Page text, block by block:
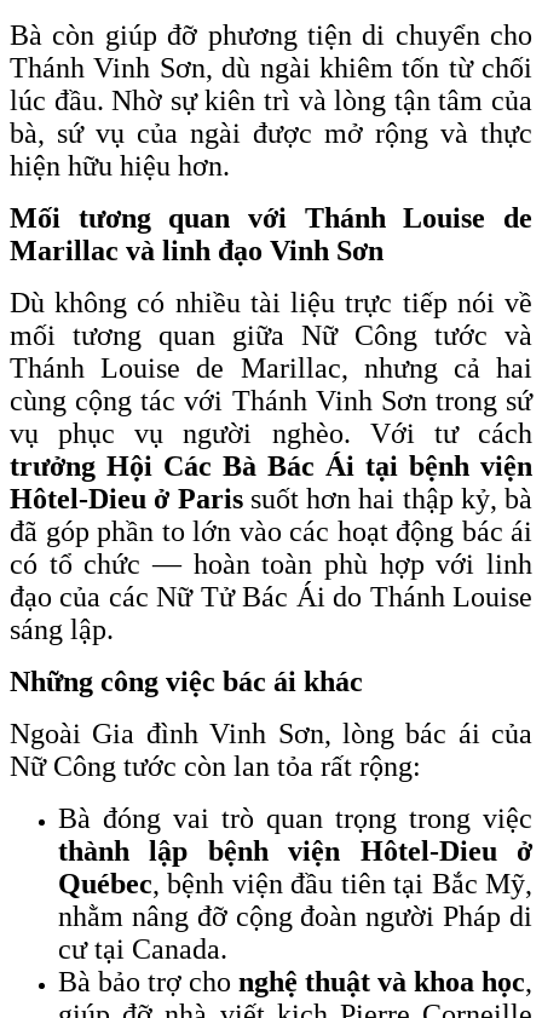
Bà còn giúp đỡ phương tiện di chuyển cho
Thánh Vinh Sơn, dù ngài khiêm tốn từ chối
lúc đầu. Nhờ sự kiên trì và lòng tận tâm của
bà, sứ vụ của ngài được mở rộng và thực
hiện hữu hiệu hơn.
Mối tương quan với Thánh Louise de
Marillac và linh đạo Vinh Sơn
Dù không có nhiều tài liệu trực tiếp nói về
mối tương quan giữa Nữ Công tước và
Thánh Louise de Marillac, nhưng cả hai
cùng cộng tác với Thánh Vinh Sơn trong sứ
vụ phục vụ người nghèo. Với tư cách
trưởng Hội Các Bà Bác Ái tại bệnh viện
Hôtel-Dieu ở Parissuốt hơn hai thập kỷ, bà
đã góp phần to lớn vào các hoạt động bác ái
có tổ chức — hoàn toàn phù hợp với linh
đạo của các Nữ Tử Bác Ái do Thánh Louise
sáng lập.
Những công việc bác ái khác
Ngoài Gia đình Vinh Sơn, lòng bác ái của
Nữ Công tước còn lan tỏa rất rộng:
Bà đóng vai trò quan trọng trong việc
thành lập bệnh viện Hôtel-Dieu ở
Québec, bệnh viện đầu tiên tại Bắc Mỹ,
nhằm nâng đỡ cộng đoàn người Pháp di
cư tại Canada.
Bà bảo trợ cho nghệ thuật và khoa học,